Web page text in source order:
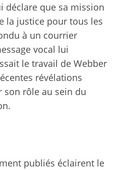
déclare que sa mission
la justice pour tous les
à un courrier
vocal lui
le travail de Webber
révélations
son rôle au sein du
publiés éclairent le